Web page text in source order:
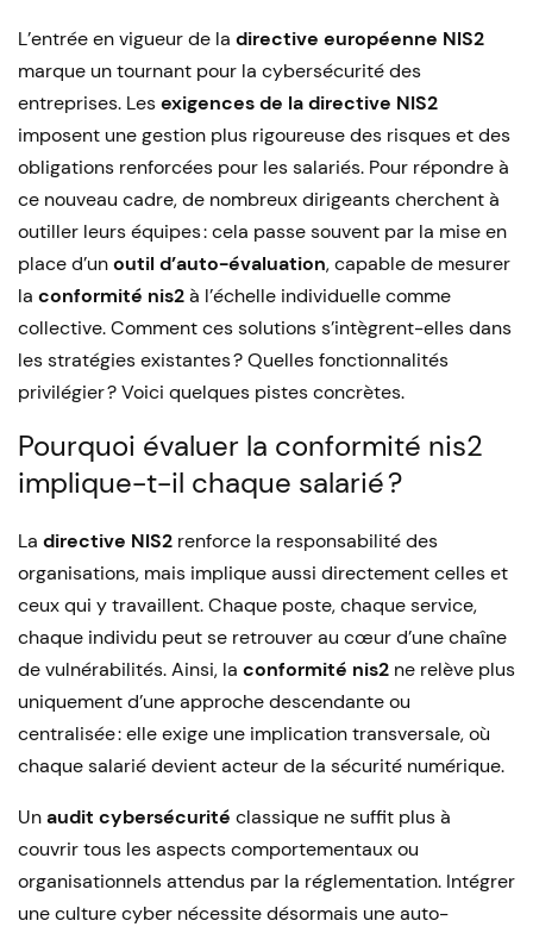
L’entrée en vigueur de la directive européenne NIS2
marque un tournant pour la cybersécurité des
entreprises. Lesexigences de la directive NIS2
imposent une gestion plus rigoureuse des risques et des
obligations renforcées pour les salariés. Pour répondre à
ce nouveau cadre, de nombreux dirigeants cherchent à
outiller leurs équipes : cela passe souvent par la mise en
place d’unoutil d’auto-évaluation, capable de mesurer
la conformité nis2à l’échelle individuelle comme
collective. Comment ces solutions s’intègrent-elles dans
les stratégies existantes ? Quelles fonctionnalités
privilégier ? Voici quelques pistes concrètes.
Pourquoi évaluer la conformité nis2
implique-t-il chaque salarié ?
La directive NIS2 renforce la responsabilité des
organisations, mais implique aussi directement celles et
ceux qui y travaillent. Chaque poste, chaque service,
chaque individu peut se retrouver au cœur d’une chaîne
de vulnérabilités. Ainsi, la conformité nis2 ne relève plus
uniquement d’une approche descendante ou
centralisée : elle exige une implication transversale, où
chaque salarié devient acteur de la sécurité numérique.
Unaudit cybersécurité classique ne suffit plus à
couvrir tous les aspects comportementaux ou
organisationnels attendus par la réglementation. Intégrer
une culture cyber nécessite désormais une auto-